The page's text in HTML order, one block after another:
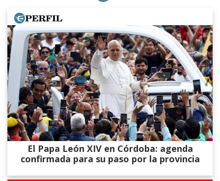
El Papa León XIV en Córdoba: agenda
confirmada para su paso por la provincia